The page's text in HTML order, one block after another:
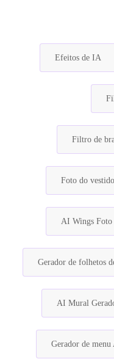
Efeitos de IA
Filtro de
Foto do
AI Wings Foto
Gerador de folhetos
AI Mural
Gerador de menu